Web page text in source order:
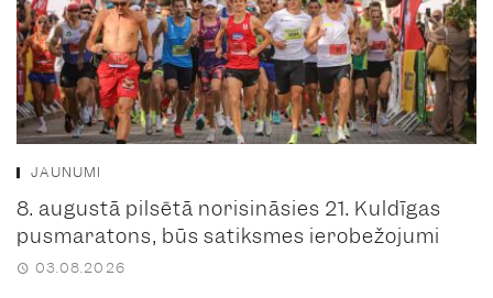
JAUNUMI
8. augustā pilsētā norisināsies 21. Kuldīgas
pusmaratons, būs satiksmes ierobežojumi
03.08.2026